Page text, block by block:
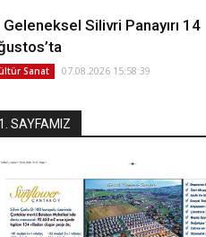
Geleneksel Silivri Panayırı 14
Sanat 07.08.2026 15:58:39
1. SAYFAMIZ